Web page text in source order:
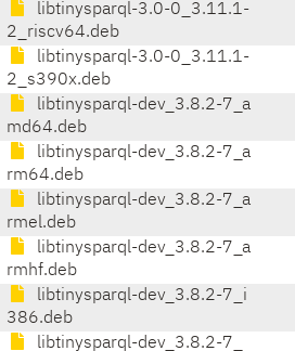
libtinysparql-3.0-0_3.11.1-
2_riscv64.deb
libtinysparql-3.0-0_3.11.1-
2_s390x.deb
libtinysparql-dev_3.8.2-7_a
md64.deb
libtinysparql-dev_3.8.2-7_a
rm64.deb
libtinysparql-dev_3.8.2-7_a
rmel.deb
libtinysparql-dev_3.8.2-7_a
rmhf.deb
libtinysparql-dev_3.8.2-7_i
386.deb
libtinysparql-dev_3.8.2-7_